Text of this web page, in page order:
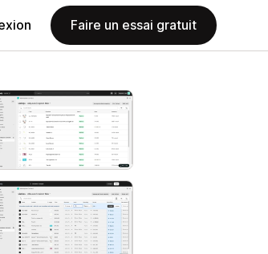
Faire un essai gratuit